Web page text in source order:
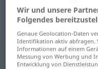
Isolierstationf
Wir und unsere
Folgendes
Genaue Geolocation-Daten
Identifikation aktiv
Informationen auf einem
Messung von Werbung und
Entwicklung von